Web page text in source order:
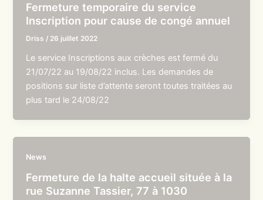
Fermeture temporaire du service
Inscription pour cause de congé annuel
Driss / 26 juillet 2022
Le service Inscriptions aux crèches est fermé du
21/07/22 au 19/08/22 inclus. Les demandes de
positions sur liste d’attente seront toutes traitées au
plus tard le 24/08/22
News
Fermeture de la halte accueil située à la
rue Suzanne Tassier, 77 à 1030